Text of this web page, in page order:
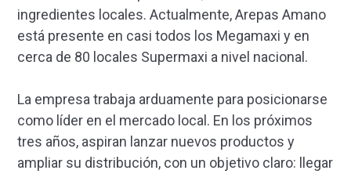
ingredientes locales. Actualmente, Arepas Amano
está presente en casi todos los Megamaxi y en
cerca de 80 locales Supermaxi a nivel nacional.
La empresa trabaja arduamente para posicionarse
como líder en el mercado local. En los próximos
tres años, aspiran lanzar nuevos productos y
ampliar su distribución, con un objetivo claro: llegar